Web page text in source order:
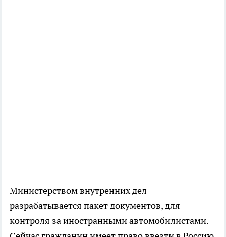
Министерством внутренних дел
разрабатывается пакет документов, для
контроля за иностранными автомобилистами.